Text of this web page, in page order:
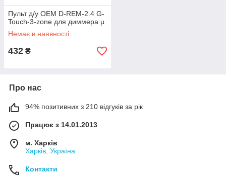
Пульт д/у OEM D-REM-2.4 G-
Touch-3-zone для диммера µ
Немає в наявності
432 ₴
Про нас
94% позитивних з 210 відгуків за рік
Працює з 14.01.2013
м. Харків
Харків, Україна
Контакти